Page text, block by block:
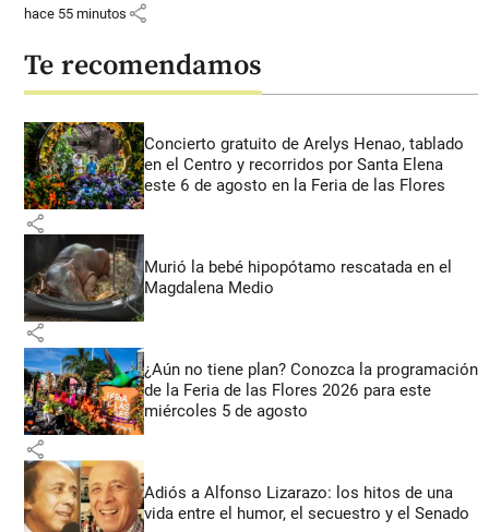
hace 55 minutos share
Te recomendamos
Concierto gratuito de Arelys Henao, tablado
en el Centro y recorridos por Santa Elena
este 6 de agosto en la Feria de las Flores
share
Murió la bebé hipopótamo rescatada en el
Magdalena Medio
share
¿Aún no tiene plan? Conozca la programación
de la Feria de las Flores 2026 para este
miércoles 5 de agosto
share
Adiós a Alfonso Lizarazo: los hitos de una
vida entre el humor, el secuestro y el Senado